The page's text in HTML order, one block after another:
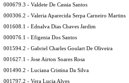
000679.3 - Valdete De Cassia Santos
000306.2 - Valeria Aparecida Serpa Carneiro Martins
001608.1 - Ednalva Dias Chaves Jardim
000076.1 - Efigenia Dos Santos
001594.2 - Gabriel Charles Goulart De Oliveira
001627.1 - Jose Airton Soares Rosa
001490.2 - Luciana Cristina Da Silva
001797.2 - Vera Lucia Alves